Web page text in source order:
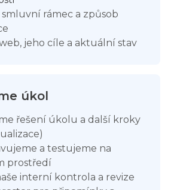
rámec a způsob
jeho cíle a aktuální stav
úkol
řešení úkolu a další kroky
a testujeme na
prostředí
interní kontrola a revize